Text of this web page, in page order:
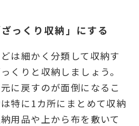
っくり収納」にする
は細かく分類して収納す
くりと収納しましょう。
に戻すのが面倒になるこ
特に1カ所にまとめて収納
用品や上から布を敷いて